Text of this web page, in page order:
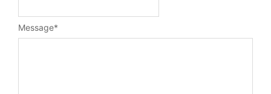
Message*